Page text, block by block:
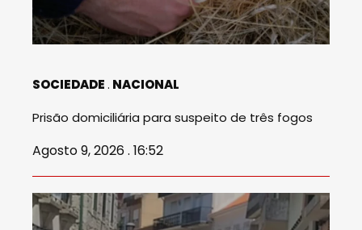
SOCIEDADE NACIONAL
Prisão domiciliária para suspeito de três fogos
Agosto 9, 2026 . 16:52